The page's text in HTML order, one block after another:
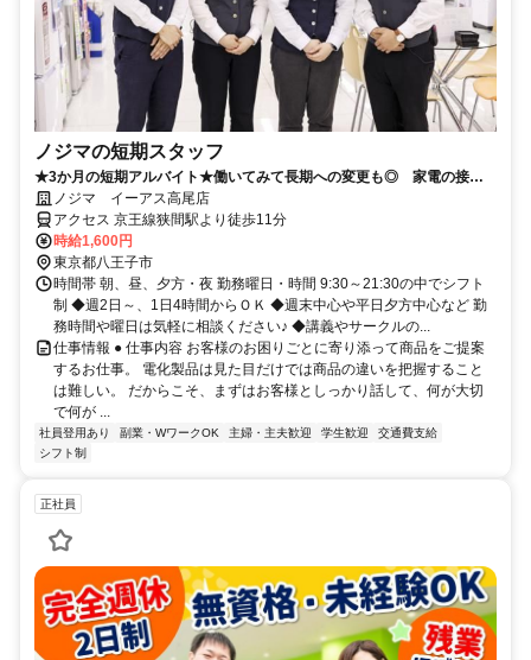
ノジマの短期スタッフ
★3か月の短期アルバイト★働いてみて長期への変更も◎ 家電の接客
のお仕事です！
ノジマ イーアス高尾店
アクセス 京王線狭間駅より徒歩11分
時給1,600円
東京都八王子市
時間帯 朝、昼、夕方・夜 勤務曜日・時間 9:30～21:30の中でシフト
制 ◆週2日～、1日4時間からＯＫ ◆週末中心や平日夕方中心など 勤
務時間や曜日は気軽に相談ください♪ ◆講義やサークルの...
仕事情報 ● 仕事内容 お客様のお困りごとに寄り添って商品をご提案
するお仕事。 電化製品は見た目だけでは商品の違いを把握すること
は難しい。 だからこそ、まずはお客様としっかり話して、何が大切
で何が ...
社員登用あり 副業・WワークOK 主婦・主夫歓迎 学生歓迎
交通費支給
シフト制
正社員